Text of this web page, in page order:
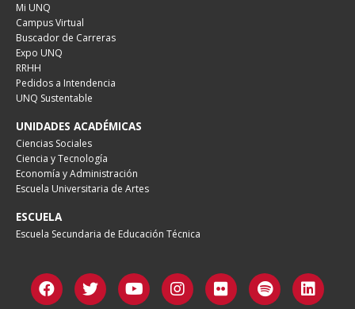
Mi UNQ
Campus Virtual
Buscador de Carreras
Expo UNQ
RRHH
Pedidos a Intendencia
UNQ Sustentable
UNIDADES ACADÉMICAS
Ciencias Sociales
Ciencia y Tecnología
Economía y Administración
Escuela Universitaria de Artes
ESCUELA
Escuela Secundaria de Educación Técnica